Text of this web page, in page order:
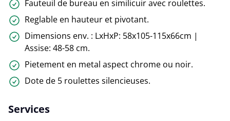
Fauteuil de bureau en similicuir avec roulettes.
Reglable en hauteur et pivotant.
Dimensions env. : LxHxP: 58x105-115x66cm |
Assise: 48-58 cm.
Pietement en metal aspect chrome ou noir.
Dote de 5 roulettes silencieuses.
Services